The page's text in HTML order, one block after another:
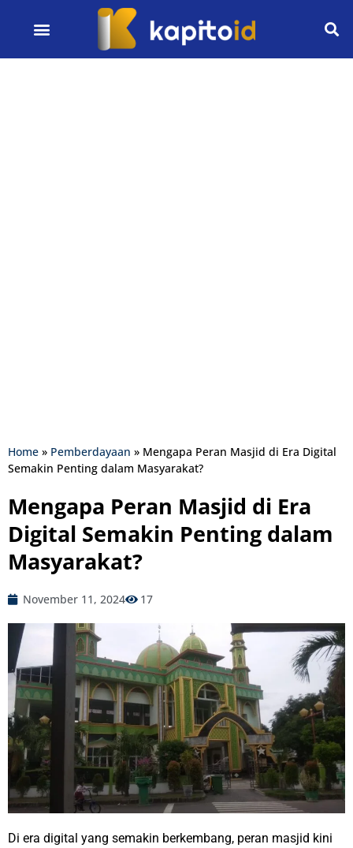
Home » Pemberdayaan » Mengapa Peran Masjid di Era Digital
Semakin Penting dalam Masyarakat?
Mengapa Peran Masjid di Era
Digital Semakin Penting dalam
Masyarakat?
November 11, 2024 17
Di era digital yang semakin berkembang, peran masjid kini